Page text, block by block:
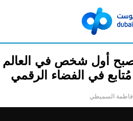
يصبح أول شخص في العالم
في الفضاء الرقمي
السميطي